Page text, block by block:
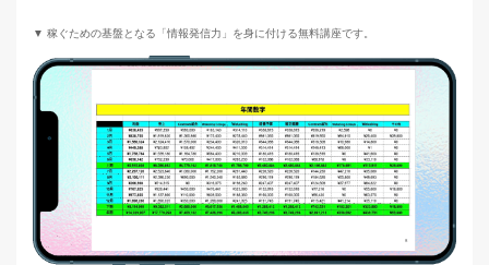
▼ 稼ぐための基盤となる「情報発信力」を身に付ける無料講座です。